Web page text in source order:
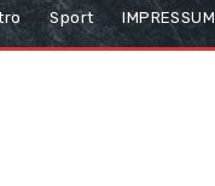
Sport IMPRESSUM